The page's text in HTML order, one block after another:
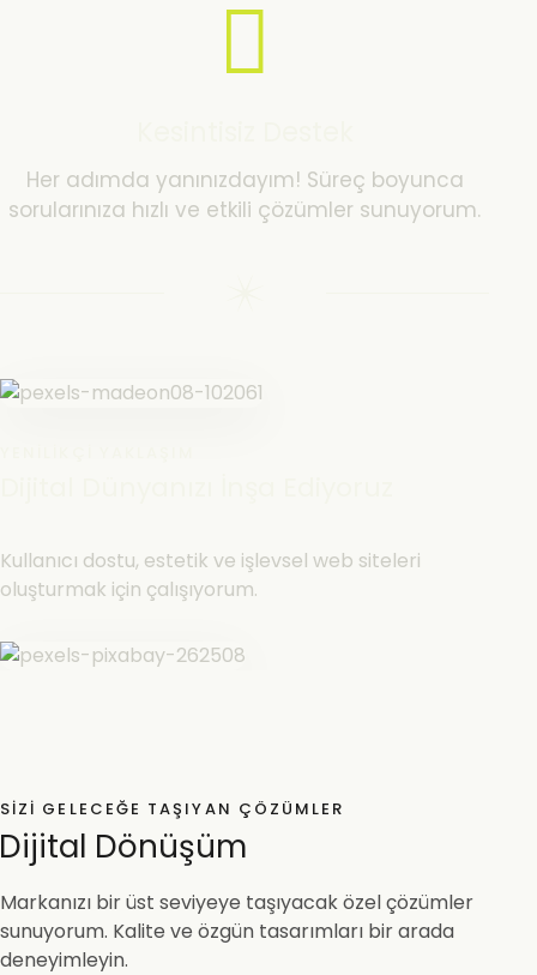
Her adımda yanınızdayım! Süreç boyunca
sorularınıza hızlı ve etkili çözümler sunuyorum.
Kullanıcı dostu, estetik ve işlevsel web siteleri
oluşturmak için çalışıyorum.
SIZI GELECEĞE TAŞIYAN ÇÖZÜMLER
Dijital Dönüşüm
Markanızı bir üst seviyeye taşıyacak özel çözümler
sunuyorum. Kalite ve özgün tasarımları bir arada
deneyimleyin.